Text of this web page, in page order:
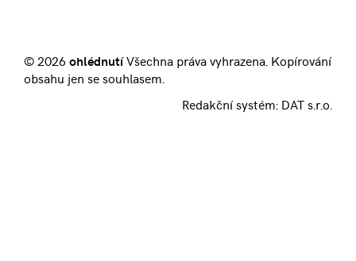
© 2026ohlédnutíVšechna práva vyhrazena. Kopírování
obsahu jen se souhlasem.
Redakční systém: DAT s.r.o.